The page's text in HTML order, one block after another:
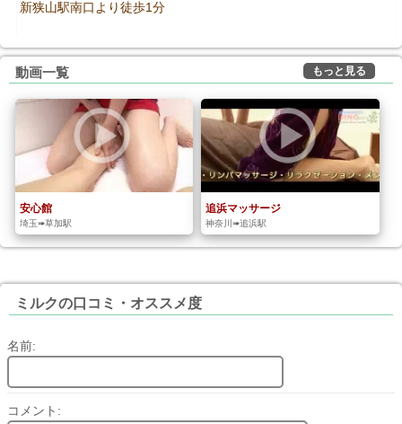
新狭山駅南口より徒歩1分
動画一覧 もっと見る
安心館
埼玉➠草加駅
追浜マッサージ
神奈川➠追浜駅
ミルクの口コミ・オススメ度
名前:
コメント: